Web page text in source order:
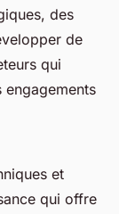
des
de
qui
engagements
et
qui offre